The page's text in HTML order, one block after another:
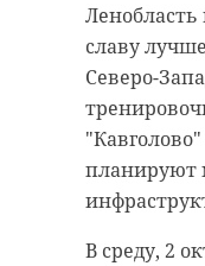
славу
Северо-
планируют
В среду, 2
У лосей -
активности.
Водителя ...
21 мая 2025, 16:41